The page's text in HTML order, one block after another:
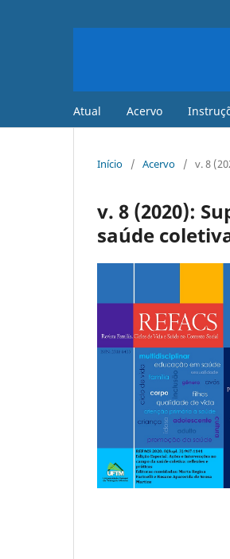
Atual Acervo
Início / Acervo / v. 8
v. 8 (2020):
saúde